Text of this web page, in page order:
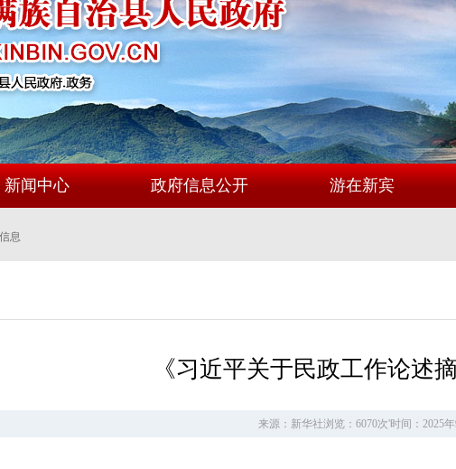
新闻中心 政府信息公开 游在新宾
息
《习近平关于民政工作论述
来源：新华社浏览：6070次'时间：2025